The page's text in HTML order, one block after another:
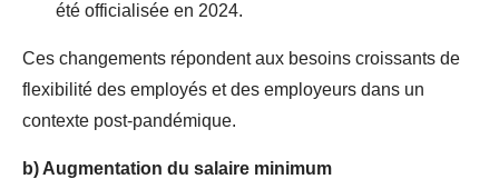
été officialisée en 2024.
Ces changements répondent aux besoins croissants de
flexibilité des employés et des employeurs dans un
contexte post-pandémique.
b) Augmentation du salaire minimum